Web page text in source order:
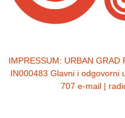
IMPRESSUM: URBAN GRAD
IN000483 Glavni i odgovorni
707 e-mail |